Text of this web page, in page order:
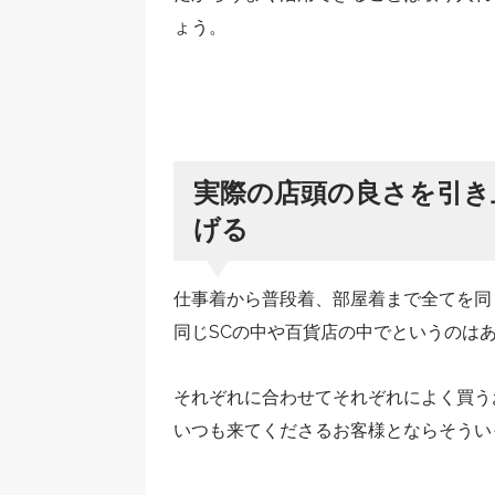
ょう。
実際の店頭の良さを引
げる
仕事着から普段着、部屋着まで全てを
同じSCの中や百貨店の中でというのは
それぞれに合わせてそれぞれによく買
いつも来てくださるお客様とならそう